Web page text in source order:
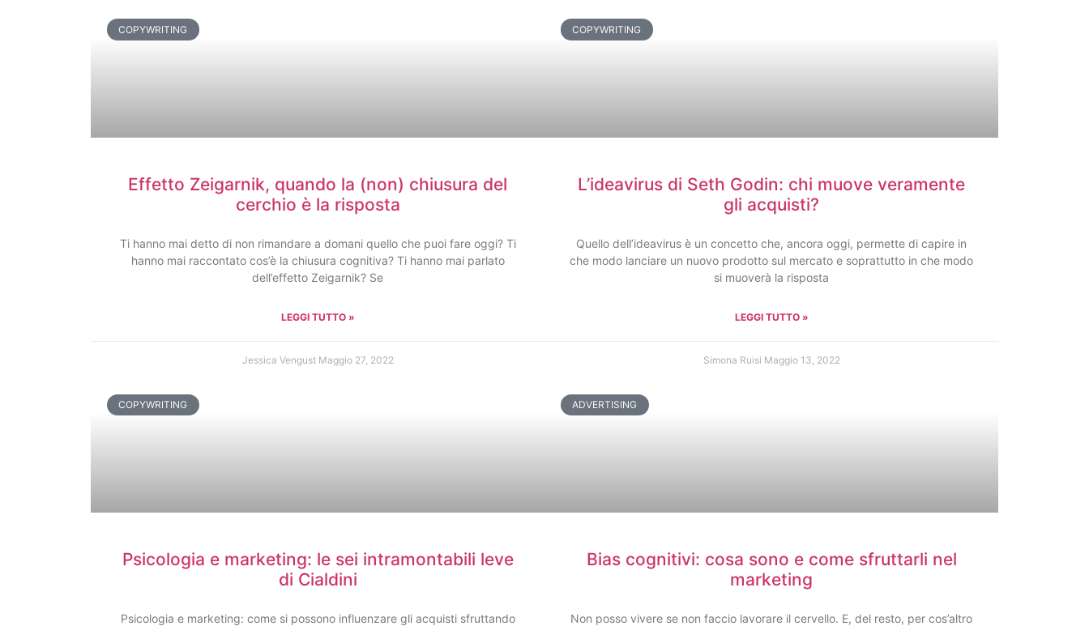
COPYWRITING
Effetto Zeigarnik, quando la (non) chiusura del
cerchio è la risposta
Ti hanno mai detto di non rimandare a domani quello che puoi fare oggi? Ti
hanno mai raccontato cos’è la chiusura cognitiva? Ti hanno mai parlato
dell’effetto Zeigarnik? Se
LEGGI TUTTO »
Jessica Vengust Maggio 27, 2022
COPYWRITING
L’ideavirus di Seth Godin: chi muove veramente
gli acquisti?
Quello dell’ideavirus è un concetto che, ancora oggi, permette di capire in
che modo lanciare un nuovo prodotto sul mercato e soprattutto in che modo
si muoverà la risposta
LEGGI TUTTO »
Simona Ruisi Maggio 13, 2022
COPYWRITING
Psicologia e marketing: le sei intramontabili leve
di Cialdini
Psicologia e marketing: come si possono influenzare gli acquisti sfruttando
ADVERTISING
Bias cognitivi: cosa sono e come sfruttarli nel
marketing
Non posso vivere se non faccio lavorare il cervello. E, del resto, per cos’altro